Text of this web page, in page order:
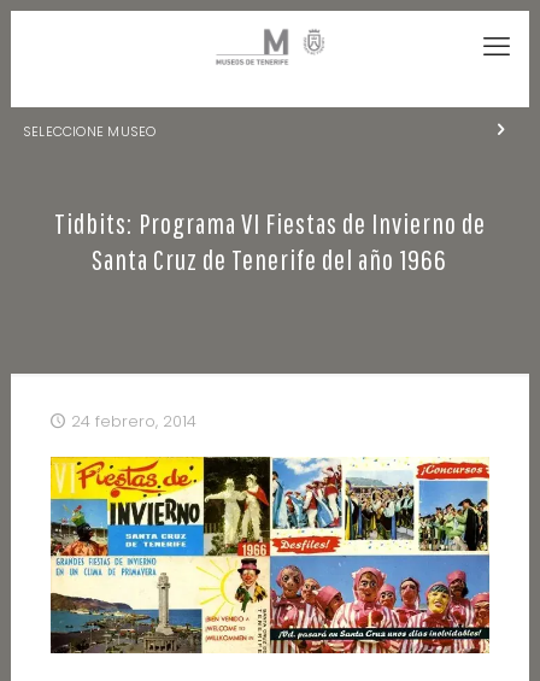
SELECCIONE MUSEO
NATURALEZA Y ARQUEOLOGÍA
CENTRO DE DOCUMENTACIÓN DE CANARIAS Y AMÉRICA
CUEVA DEL VIENTO
Tidbits: Programa VI Fiestas de Invierno de
Santa Cruz de Tenerife del año 1966
24 febrero, 2014